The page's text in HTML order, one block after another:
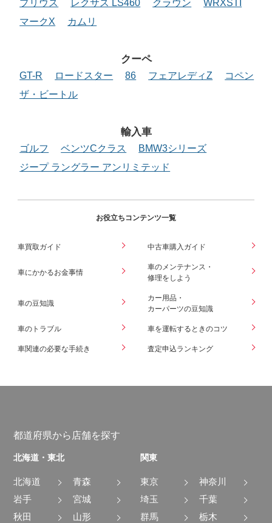
プリウス レクサス LS460 クラウン
WRXSTI
マークX
カムリ
クーペ
GT-R ロードスター 86 フェアレディZ
コペン
ザ・ビートル
輸入車
ゴルフ ベンツCクラス
BMW3シリーズ
ジープ ラングラー アンリミテッド
お役立ちコンテンツ一覧
車買取ガイド 中古車購入ガイド
車にかかるお金事情
車のメンテナンス・
修理をしよう
車の豆知識
カー用品・
カーパーツの豆知識
車のトラブル 車を運転するときのコツ
車関連の必要な手続き 査定申込ランキング
都道府県から店舗を探す
北海道・東北
北海道
青森
岩手
宮城
秋田
山形
関東
東京
神奈川
埼玉
千葉
群馬
栃木